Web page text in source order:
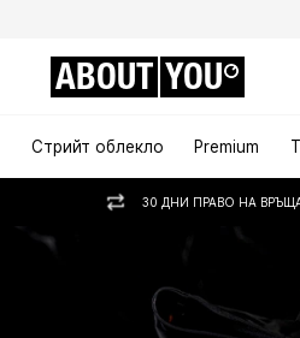
ABOUT YOU
Стрийт облекло Premium
30 ДНИ ПРАВО НА